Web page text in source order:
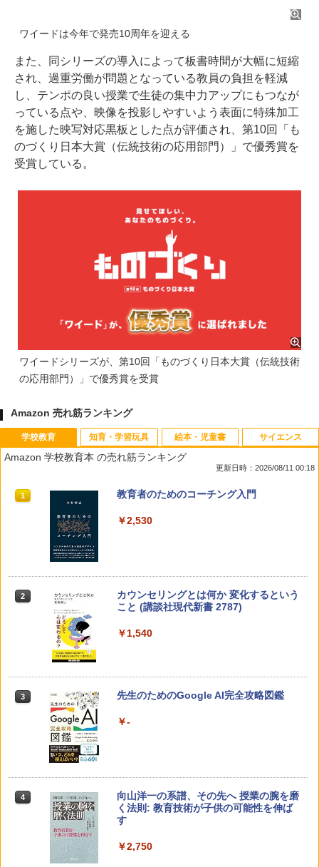
ワイードは今年で発売10周年を迎える
また、同シリーズの導入によって板書時間が大幅に短縮
され、過重労働が問題となっている教員の負担を軽減
し、テンポの良い授業で生徒の集中力アップにもつなが
っている点や、映像を投影しやすいよう表面に特殊加工
を施した映写対応黒板とした点が評価され、第10回「も
のづくり日本大賞（伝統技術の応用部門）」で優秀賞を
受賞している。
ワイードシリーズが、第10回「ものづくり日本大賞（伝統技術
の応用部門）」で優秀賞を受賞
Amazon 売れ筋ランキング
学校教育
Amazon 学校教育本 の売れ筋ランキング
更新日時：2026/08/11 00:18
1 教育者のためのコーチング入門
￥2,530
2
カウンセリングとは何か 変化するという
こと (講談社現代新書 2787)
￥1,540
3 先生のためのGoogle AI完全攻略図鑑
￥-
4
向山洋一の系譜、その先へ 授業の腕を磨
く法則: 教育技術が子供の可能性を伸ば
す
￥2,750
知育・学習玩具 絵本・児童書 サイエンス